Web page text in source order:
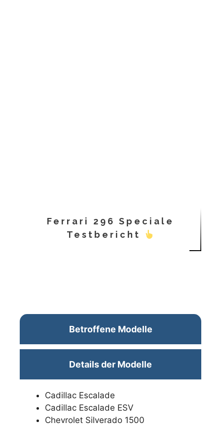
Ferrari 296 Speciale
Testbericht
Betroffene Modelle
Details der Modelle
Cadillac Escalade
Cadillac Escalade ESV
Chevrolet Silverado 1500